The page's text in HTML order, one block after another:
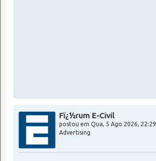
Fï¿½rum E-Civil
postou em Qua, 5 Ago 2026, 22:29
Advertising